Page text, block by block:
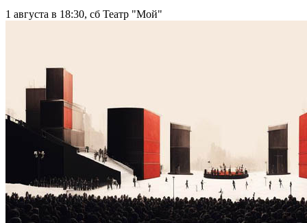
1 августа в 18:30, сб Театр "Мой"